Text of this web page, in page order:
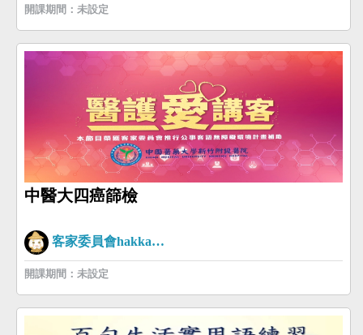
開課期間：未設定
中醫大四癌篩檢
客家委員會hakkaman
開課期間：未設定